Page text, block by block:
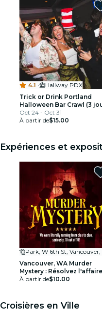
4.1 ·
Hallway PDX
Trick or Drink Portland
Halloween Bar Crawl (3
Oct 24 - Oct 31
À partir de$15.00
Expériences et
Vancouver, WA Murder
Mystery : Résolvez
À partir de$10.00
Croisières en Ville